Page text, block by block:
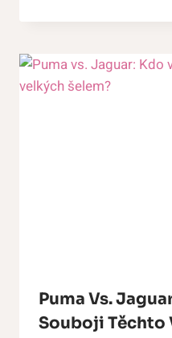
Puma Vs.
Souboji Těchto